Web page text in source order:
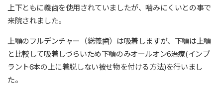
上下ともに義歯を使用されていましたが、噛みにくいとの事で
来院されました。
上顎のフルデンチャー（総義歯）は吸着しますが、下顎は上顎
と比較して吸着しづらいため下顎のみオールオン6治療(インプ
ラント6本の上に着脱しない被せ物を付ける方法)を行いまし
た。